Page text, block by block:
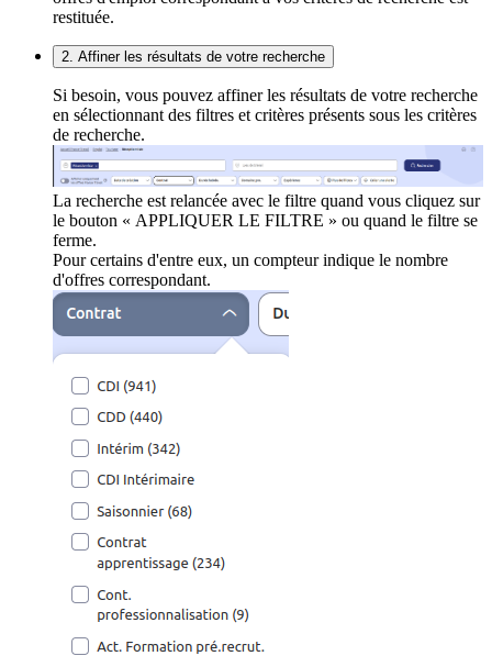
restituée.
2. Affiner les résultats de votre recherche
Si besoin, vous pouvez affiner les résultats de votre recherche
en sélectionnant des filtres et critères présents sous les critères
de recherche.
La recherche est relancée avec le filtre quand vous cliquez sur
le bouton « APPLIQUER LE FILTRE » ou quand le filtre se
ferme.
Pour certains d'entre eux, un compteur indique le nombre
d'offres correspondant.